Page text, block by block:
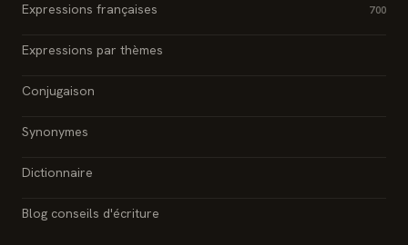
Expressions françaises 700
Expressions par thèmes
Conjugaison
Synonymes
Dictionnaire
Blog conseils d'écriture